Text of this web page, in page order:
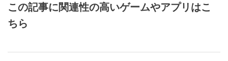
この記事に関連性の高いゲームやアプリはこ
ちら